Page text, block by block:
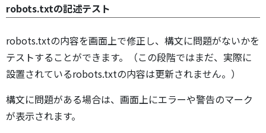
robots.txtの記述テスト
robots.txtの内容を画面上で修正し、構文に問題がないかを
テストすることができます。（この段階ではまだ、実際に
設置されているrobots.txtの内容は更新されません。）
構文に問題がある場合は、画面上にエラーや警告のマーク
が表示されます。